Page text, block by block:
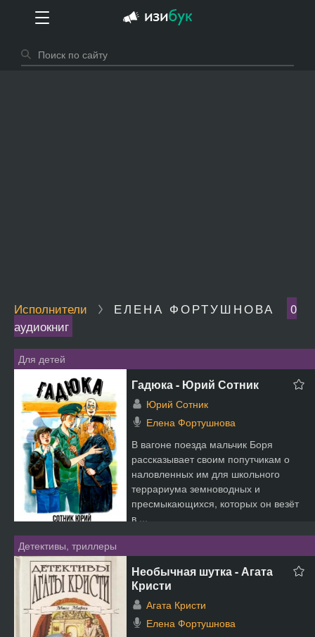
Исполнители ЕЛЕНА ФОРТУШНОВА
0
аудиокниг
Для детей
Гадюка - Юрий Сотник
Юрий Сотник
Елена Фортушнова
В вагоне поезда мальчик Боря
рассказывает своим попутчикам о
наловленных им для школьного
террариума земноводных и
пресмыкающихся, которых он везёт
в ...
Детективы, триллеры
Необычная шутка - Агата
Кристи
Агата Кристи
Елена Фортушнова